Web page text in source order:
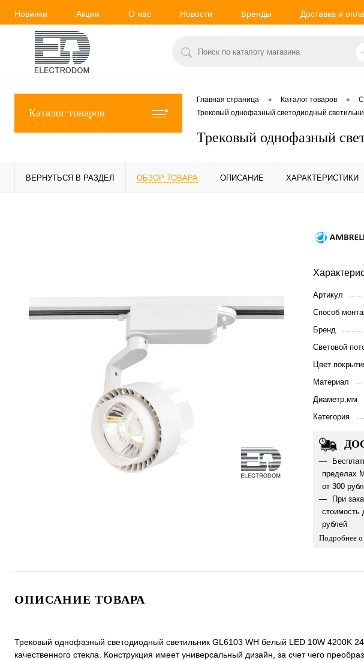
Новинки Акции О нас Новости Бренды Доставка и
Каталог товаров
Главная страница • Каталог товаров •
Трековый однофазный светодиодный
Трековый однофазный
ВЕРНУТЬСЯ В РАЗДЕЛ ОБЗОР ТОВАРА ОПИСАНИЕ ХАРАКТЕРИСТИКИ
Артикул
Способ
Бренд
Световой
Цвет
Материал
Диаметр,мм
Категория
пределах
от 300
При
стоимость
рублей
Подробнее о
ОПИСАНИЕ ТОВАРА
Трековый однофазный светодиодный светильник GL6103 WH белый LED 10W 4200K
качественного стекла. Конструкция имеет универсальный дизайн, за счет чего